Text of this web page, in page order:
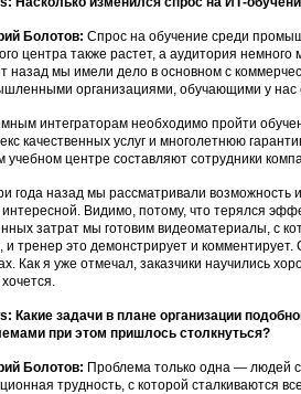
Болотов: Спрос на обучение среди
центра также растет, а аудитория
назад мы имели дело в основном с
организациями, обучающими у нас
интеграторам необходимо пройти
качественных услуг и многолетнюю
учебном центре составляют сотрудники
года назад мы рассматривали возможность
интересной. Видимо, потому, что терялся
затрат мы готовим видеоматериалы, с
и тренер это демонстрирует и
Как я уже отмечал, заказчики научились
Какие задачи в плане организации
при этом пришлось столкнуться?
Болотов: Проблема только одна — людей
трудность, с которой сталкиваются